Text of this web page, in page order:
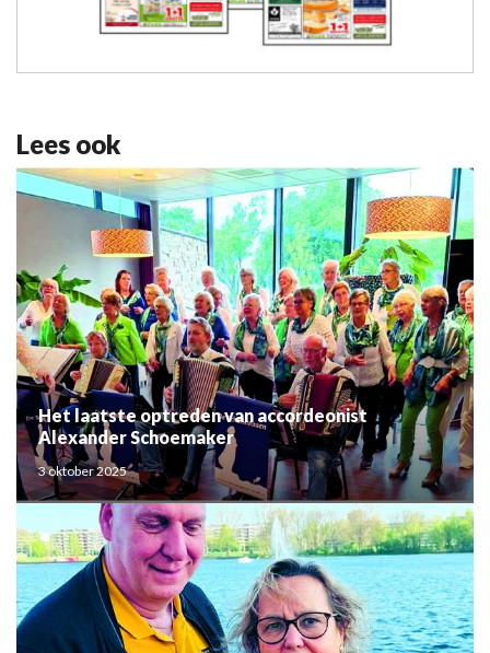
Lees ook
Het laatste optreden van accordeonist
Alexander Schoemaker
3 oktober 2025